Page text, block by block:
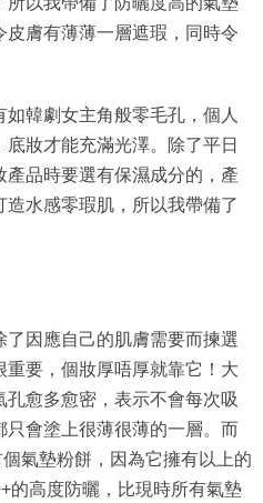
膚有薄薄一層遮瑕，同時令
妝才能充滿光澤。除了平日
品時要選有保濕成分的，產
水感零瑕肌，所以我帶備了
要，個妝厚唔厚就靠它！大
愈多愈密，表示不會每次吸
會塗上很薄很薄的一層。而
氣墊粉餅，因為它擁有以上的
的高度防曬，比現時所有氣墊